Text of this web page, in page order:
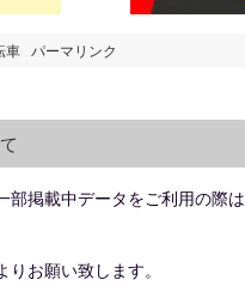
車 パーマリンク
部掲載中データをご利用の際は
りお願い致します。